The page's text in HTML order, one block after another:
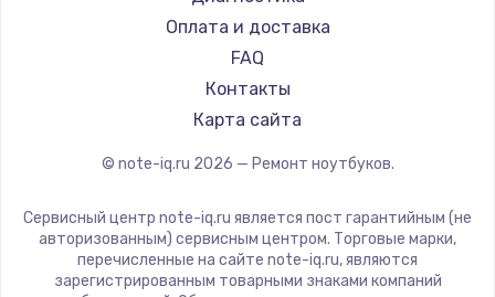
Ремонт ноутбуков CHUWI
Ремонт ноутбуков Colorful
Getac
Epson
Philips
LG
ZTE
Hiper
Оплата и доставка
FAQ
Контакты
Карта сайта
© note-iq.ru 2026 — Ремонт ноутбуков.
Сервисный центр note-iq.ru является пост гарантийным (не
авторизованным) сервисным центром. Торговые марки,
перечисленные на сайте note-iq.ru, являются
зарегистрированным товарными знаками компаний